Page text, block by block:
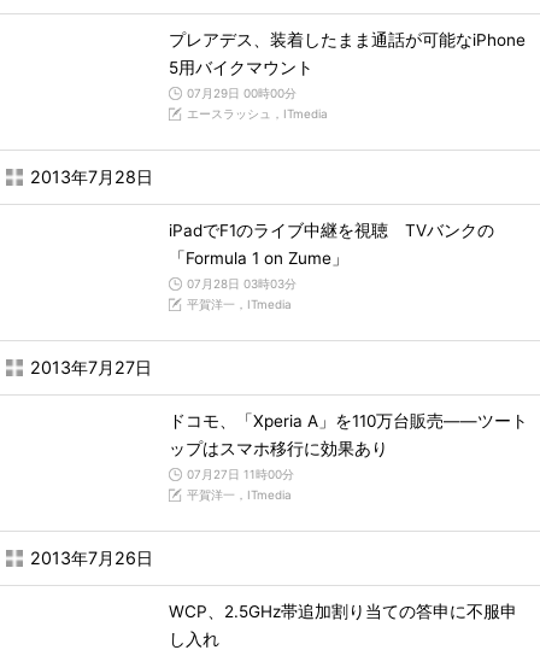
プレアデス、装着したまま通話が可能なiPhone
5用バイクマウント
07月29日 00時00分
エースラッシュ，ITmedia
2013年7月28日
iPadでF1のライブ中継を視聴 TVバンクの
「Formula 1 on Zume」
07月28日 03時03分
平賀洋一，ITmedia
2013年7月27日
ドコモ、「Xperia A」を110万台販売――ツート
ップはスマホ移行に効果あり
07月27日 11時00分
平賀洋一，ITmedia
2013年7月26日
WCP、2.5GHz帯追加割り当ての答申に不服申
し入れ